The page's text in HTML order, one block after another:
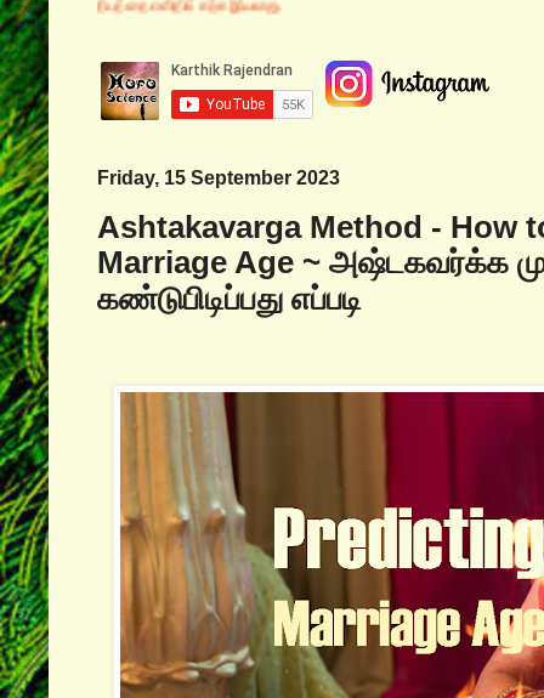
Friday, 15 September 2023
Ashtakavarga Method - How
Marriage Age ~ அஷ்டகவர்க்க
கண்டுபிடிப்பது எப்படி